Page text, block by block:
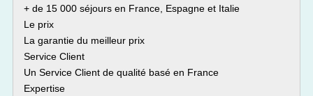
+ de 15 000 séjours en France, Espagne et Italie
Le prix
La garantie du meilleur prix
Service Client
Un Service Client de qualité basé en France
Expertise